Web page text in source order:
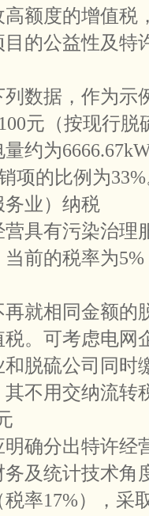
额度的增值税
的公益性及特
数据，作为示
元（按现行脱
约为
项的比例为
业）纳税
具有污染治理
前的税率为
就相同金额的
。可考虑电网
脱硫公司同时
不用交纳流转
确分出特许经
及统计技术角
率17%），采